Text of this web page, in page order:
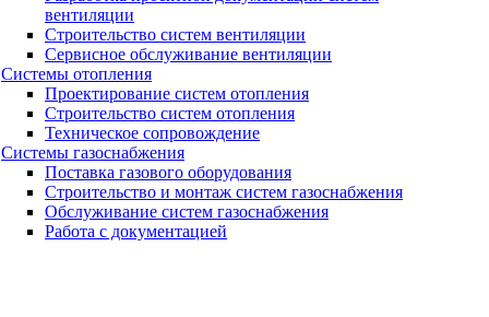
вентиляции
Строительство систем вентиляции
Сервисное обслуживание вентиляции
Системы отопления
Проектирование систем отопления
Строительство систем отопления
Техническое сопровождение
Системы газоснабжения
Поставка газового оборудования
Строительство и монтаж систем газоснабжения
Обслуживание систем газоснабжения
Работа с документацией